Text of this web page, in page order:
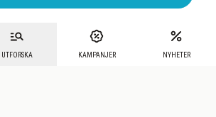
UTFORSKA KAMPANJER NYHETER